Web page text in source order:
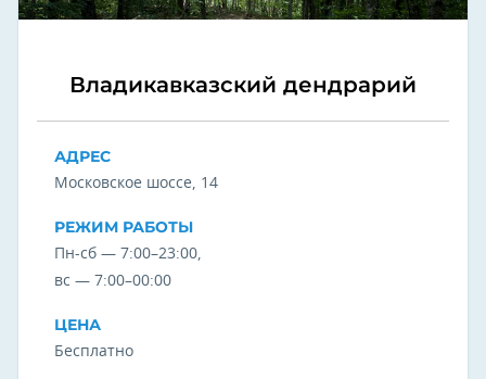
Владикавказский дендрарий
АДРЕС
Московское шоссе, 14
РЕЖИМ РАБОТЫ
Пн-сб — 7:00–23:00,
вс — 7:00–00:00
ЦЕНА
Бесплатно